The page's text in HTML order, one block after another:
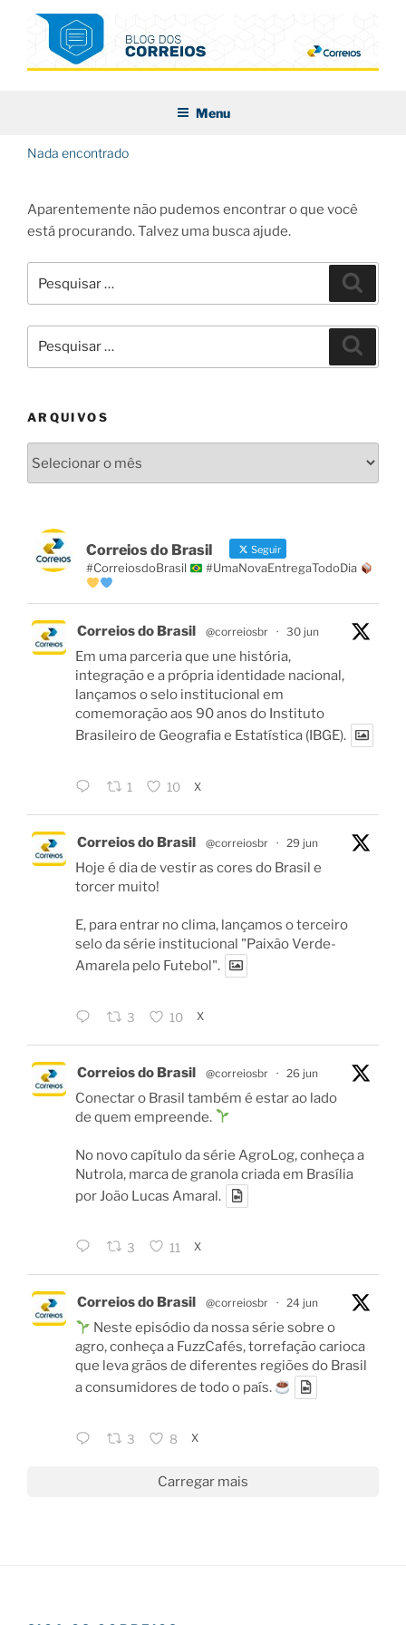
conteúdo
Menu
Nada encontrado
Aparentemente não pudemos encontrar o que você
está procurando. Talvez uma busca ajude.
por:
por:
ARQUIVOS
Correios do Brasil Seguir
#CorreiosdoBrasil #UmaNovaEntregaTodoDia
Correios do Brasil @correiosbr · 30 jun
Em uma parceria que une história,
integração e a própria identidade nacional,
lançamos o selo institucional em
comemoração aos 90 anos do Instituto
Brasileiro de Geografia e Estatística (IBGE).
1 10 X
Correios do Brasil @correiosbr · 29 jun
Hoje é dia de vestir as cores do Brasil e
torcer muito!
E, para entrar no clima, lançamos o terceiro
selo da série institucional "Paixão Verde-
Amarela pelo Futebol".
3 10 X
Correios do Brasil @correiosbr · 26 jun
Conectar o Brasil também é estar ao lado
de quem empreende.
No novo capítulo da série AgroLog, conheça a
Nutrola, marca de granola criada em Brasília
por João Lucas Amaral.
3 11 X
Correios do Brasil @correiosbr · 24 jun
Neste episódio da nossa série sobre o
agro, conheça a FuzzCafés, torrefação carioca
que leva grãos de diferentes regiões do Brasil
a consumidores de todo o país.
3 8 X
Carregar mais